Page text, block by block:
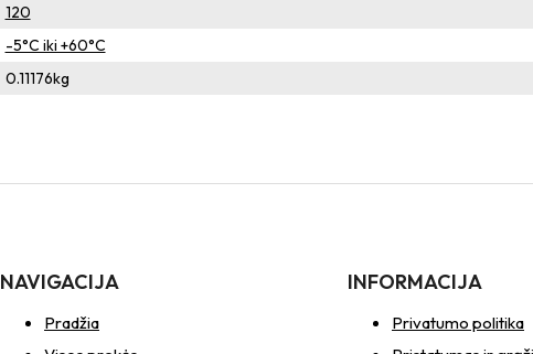
120
-5°C iki +60°C
0.11176kg
NAVIGACIJA
Pradžia
INFORMACIJA
Privatumo politika